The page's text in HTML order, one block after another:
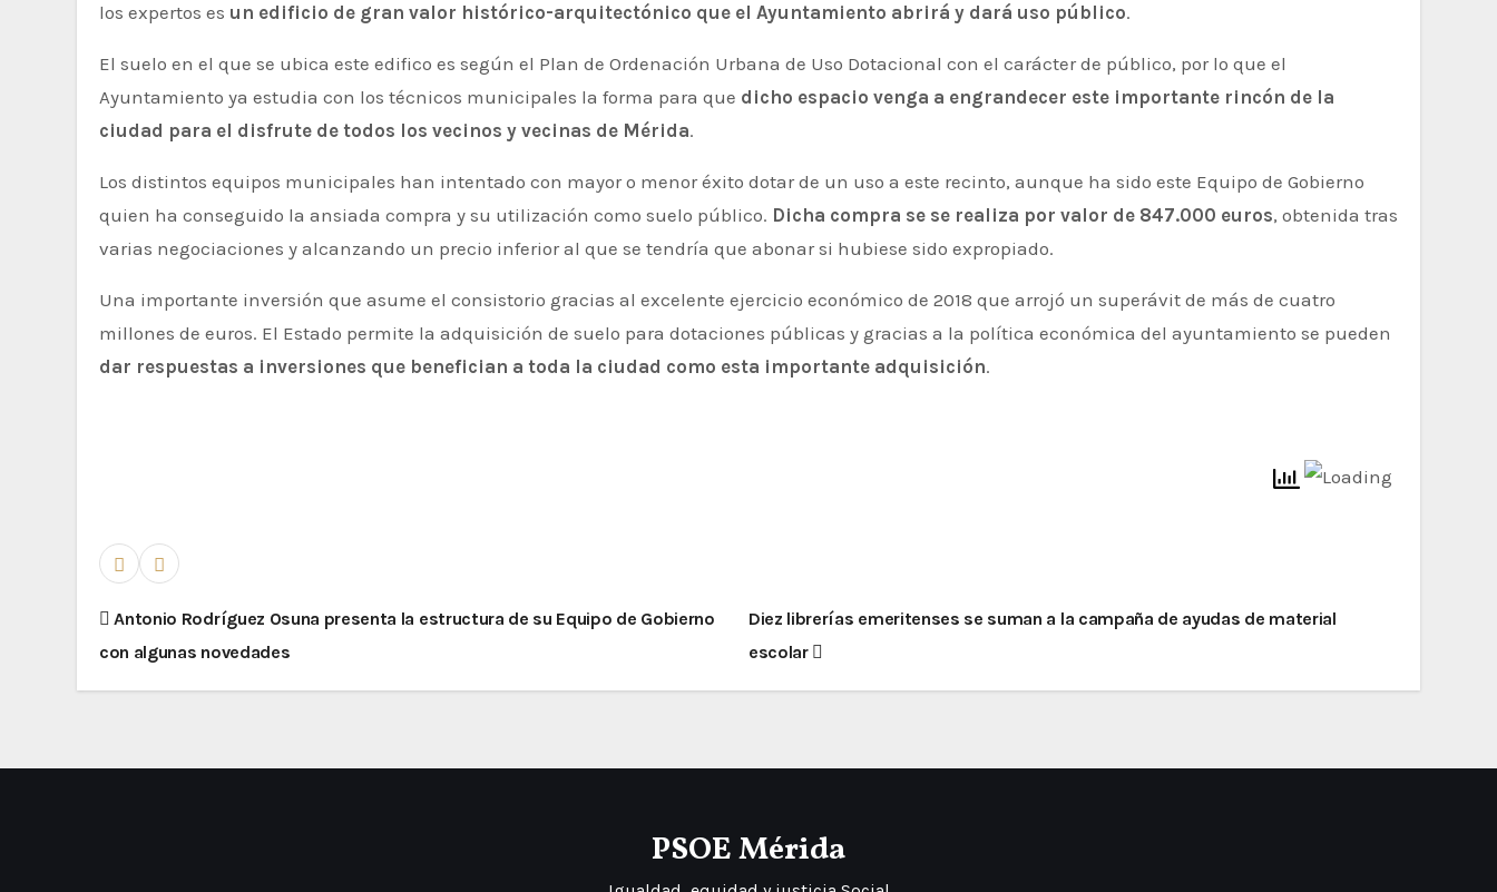
los expertos es un edificio de gran valor histórico-arquitectónico que el Ayuntamiento abrirá y dará uso público.
El suelo en el que se ubica este edifico es según el Plan de Ordenación Urbana de Uso Dotacional con el carácter de público, por lo que el
Ayuntamiento ya estudia con los técnicos municipales la forma para que dicho espacio venga a engrandecer este importante rincón de la
ciudad para el disfrute de todos los vecinos y vecinas de Mérida.
Los distintos equipos municipales han intentado con mayor o menor éxito dotar de un uso a este recinto, aunque ha sido este Equipo de Gobierno
quien ha conseguido la ansiada compra y su utilización como suelo público. Dicha compra se se realiza por valor de 847.000 euros, obtenida tras
varias negociaciones y alcanzando un precio inferior al que se tendría que abonar si hubiese sido expropiado.
Una importante inversión que asume el consistorio gracias al excelente ejercicio económico de 2018 que arrojó un superávit de más de cuatro
millones de euros. El Estado permite la adquisición de suelo para dotaciones públicas y gracias a la política económica del ayuntamiento se pueden
dar respuestas a inversiones que benefician a toda la ciudad como esta importante adquisición.
Antonio Rodríguez Osuna presenta la estructura de su Equipo de Gobierno
con algunas novedades
Diez librerías emeritenses se suman a la campaña de ayudas de material
escolar
PSOE Mérida